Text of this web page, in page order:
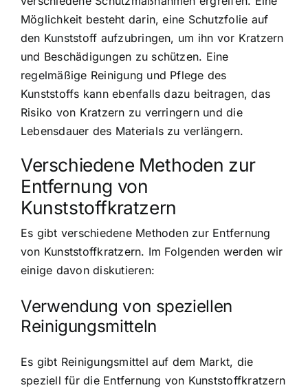
Möglichkeit besteht darin, eine Schutzfolie auf
den Kunststoff aufzubringen, um ihn vor Kratzern
und Beschädigungen zu schützen. Eine
regelmäßige Reinigung und Pflege des
Kunststoffs kann ebenfalls dazu beitragen, das
Risiko von Kratzern zu verringern und die
Lebensdauer des Materials zu verlängern.
Verschiedene Methoden zur
Entfernung von
Kunststoffkratzern
Es gibt verschiedene Methoden zur Entfernung
von Kunststoffkratzern. Im Folgenden werden wir
einige davon diskutieren:
Verwendung von speziellen
Reinigungsmitteln
Es gibt Reinigungsmittel auf dem Markt, die
speziell für die Entfernung von Kunststoffkratzern